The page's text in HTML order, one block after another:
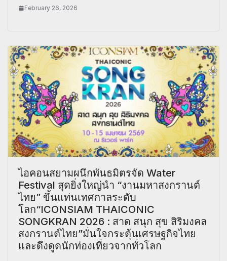
February 26, 2026
ไอคอนสยามผนึกพันธมิตรจัด Water
Festival สุดยิ่งใหญ่นำ “งานมหาสงกรานต์
ไทย” ขึ้นแท่นเทศกาลระดับ
โลก“ICONSIAM THAICONIC
SONGKRAN 2026 : สาด สนุก สุข สิริมงคล
สงกรานต์ไทย”มั่นใจกระตุ้นเศรษฐกิจไทย
และดึงดูดนักท่องเที่ยวจากทั่วโลก